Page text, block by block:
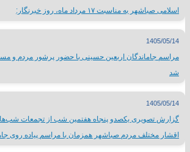
اسلامی صباشهر به مناسبت ۱۷ مرداد ماه، روز خبرنگار:
1405/05/14
مراسم جاماندگان اربعین حسینی با حضور پرشور مردم و
شد
1405/05/14
گزارش تصویری یکصدو پنجاه هفتمین شب از تجمعات
اقشار مختلف مردم صباشهر همزمان با مراسم پیاده روی